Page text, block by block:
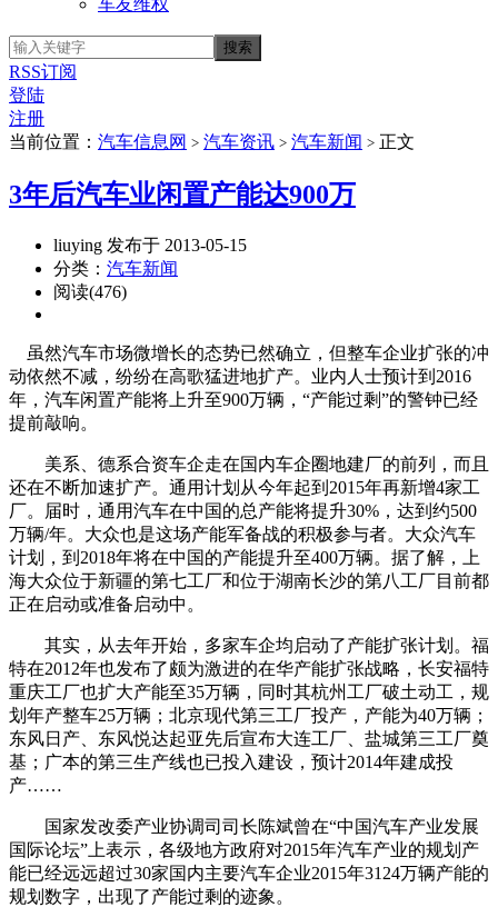
车友维权
RSS订阅
登陆
注册
当前位置： 汽车信息网 > 汽车资讯 > 汽车新闻 > 正文
3年后汽车业闲置产能达900万
liuying 发布于 2013-05-15
分类： 汽车新闻
阅读(476)
虽然汽车市场微增长的态势已然确立，但整车企业扩张的冲
动依然不减，纷纷在高歌猛进地扩产。业内人士预计到2016
年，汽车闲置产能将上升至900万辆，“产能过剩”的警钟已经
提前敲响。
美系、德系合资车企走在国内车企圈地建厂的前列，而且
还在不断加速扩产。通用计划从今年起到2015年再新增4家工
厂。届时，通用汽车在中国的总产能将提升30%，达到约500
万辆/年。大众也是这场产能军备战的积极参与者。大众汽车
计划，到2018年将在中国的产能提升至400万辆。据了解，上
海大众位于新疆的第七工厂和位于湖南长沙的第八工厂目前都
正在启动或准备启动中。
其实，从去年开始，多家车企均启动了产能扩张计划。福
特在2012年也发布了颇为激进的在华产能扩张战略，长安福特
重庆工厂也扩大产能至35万辆，同时其杭州工厂破土动工，规
划年产整车25万辆；北京现代第三工厂投产，产能为40万辆；
东风日产、东风悦达起亚先后宣布大连工厂、盐城第三工厂奠
基；广本的第三生产线也已投入建设，预计2014年建成投
产……
国家发改委产业协调司司长陈斌曾在“中国汽车产业发展
国际论坛”上表示，各级地方政府对2015年汽车产业的规划产
能已经远远超过30家国内主要汽车企业2015年3124万辆产能的
规划数字，出现了产能过剩的迹象。